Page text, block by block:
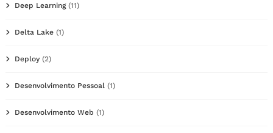
Deep Learning(11)
Delta Lake (1)
Deploy (2)
Desenvolvimento Pessoal (1)
Desenvolvimento Web (1)